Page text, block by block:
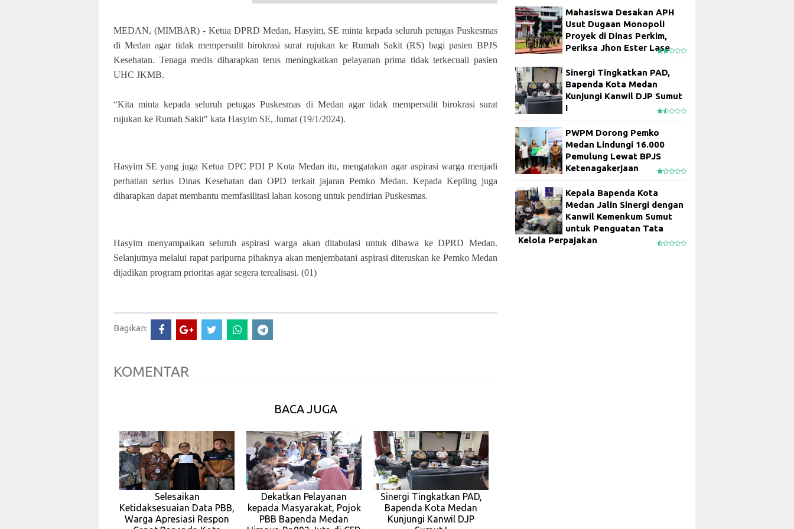
MEDAN, (MIMBAR) - Ketua DPRD Medan, Hasyim, SE minta kepada seluruh petugas Puskesmas
di Medan agar tidak mempersulit birokrasi surat rujukan ke Rumah Sakit (RS) bagi pasien BPJS
Kesehatan. Tenaga medis diharapkan terus meningkatkan pelayanan prima tidak terkecuali pasien
UHC JKMB.
“Kita minta kepada seluruh petugas Puskesmas di Medan agar tidak mempersulit birokrasi surat
rujukan ke Rumah Sakit" kata Hasyim SE, Jumat (19/1/2024).
Hasyim SE yang juga Ketua DPC PDI P Kota Medan itu, mengatakan agar aspirasi warga menjadi
perhatian serius Dinas Kesehatan dan OPD terkait jajaran Pemko Medan. Kepada Kepling juga
diharapkan dapat membantu memfasilitasi lahan kosong untuk pendirian Puskesmas.
Hasyim menyampaikan seluruh aspirasi warga akan ditabulasi untuk dibawa ke DPRD Medan.
Selanjutnya melalui rapat paripurna pihaknya akan menjembatani aspirasi diteruskan ke Pemko Medan
dijadikan program prioritas agar segera terealisasi. (01)
Bagikan:
KOMENTAR
BACA JUGA
Selesaikan
Ketidaksesuaian Data PBB,
Warga Apresiasi Respon
Dekatkan Pelayanan
kepada Masyarakat, Pojok
PBB Bapenda Medan
Sinergi Tingkatkan PAD,
Bapenda Kota Medan
Kunjungi Kanwil DJP
Mahasiswa Desakan APH
Usut Dugaan Monopoli
Proyek di Dinas Perkim,
Periksa Jhon Ester Lase
Sinergi Tingkatkan PAD,
Bapenda Kota Medan
Kunjungi Kanwil DJP Sumut
I
PWPM Dorong Pemko
Medan Lindungi 16.000
Pemulung Lewat BPJS
Ketenagakerjaan
Kepala Bapenda Kota
Medan Jalin Sinergi dengan
Kanwil Kemenkum Sumut
untuk Penguatan Tata
Kelola Perpajakan